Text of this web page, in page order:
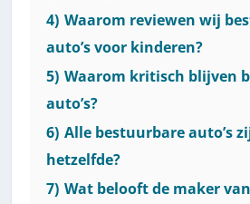
4) Waarom reviewen wij
auto’s voor kinderen?
5) Waarom kritisch blijven
auto’s?
6) Alle bestuurbare auto’s
hetzelfde?
7) Wat belooft de maker